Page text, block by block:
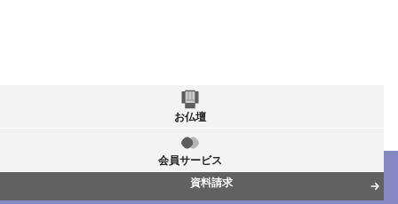
お仏壇
会員サービス
資料請求